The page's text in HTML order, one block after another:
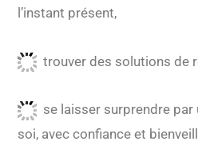
l’instant présent,
trouver des solutions de
se laisser surprendre
soi, avec confiance et